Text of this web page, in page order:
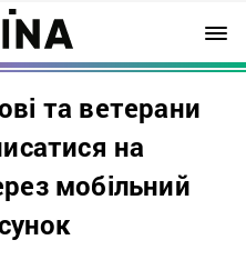
та ветерани
на
мобільний